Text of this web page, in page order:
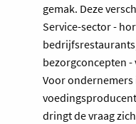
gemak. Deze
Service-sector -
bezorgconcepten
Voor ondernemers
dringt de vraag